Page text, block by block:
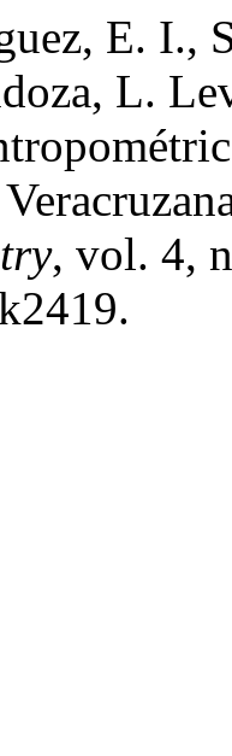
E. I.,
L.
, vol. 4,